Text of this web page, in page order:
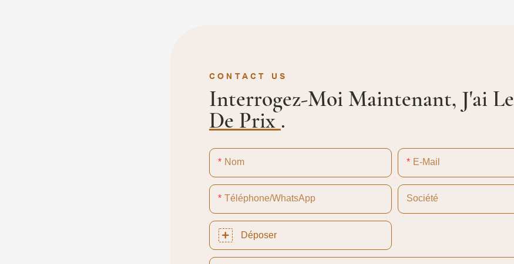
CONTACT US
Interrogez-Moi Maintenant, J'ai Le
De Prix.
Nom E-Mail
Téléphone/WhatsApp Société
Déposer